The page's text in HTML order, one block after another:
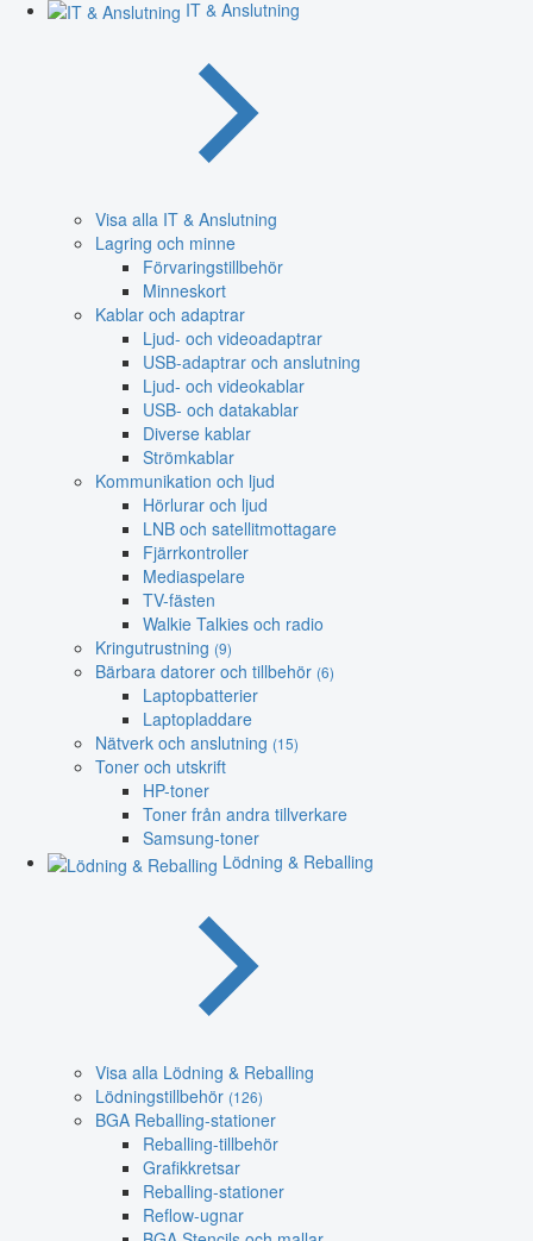
IT & Anslutning
Visa alla IT & Anslutning
Lagring och minne
Förvaringstillbehör
Minneskort
Kablar och adaptrar
Ljud- och videoadaptrar
USB-adaptrar och anslutning
Ljud- och videokablar
USB- och datakablar
Diverse kablar
Strömkablar
Kommunikation och ljud
Hörlurar och ljud
LNB och satellitmottagare
Fjärrkontroller
Mediaspelare
TV-fästen
Walkie Talkies och radio
Kringutrustning (9)
Bärbara datorer och tillbehör (6)
Laptopbatterier
Laptopladdare
Nätverk och anslutning (15)
Toner och utskrift
HP-toner
Toner från andra tillverkare
Samsung-toner
Lödning & Reballing
Visa alla Lödning & Reballing
Lödningstillbehör (126)
BGA Reballing-stationer
Reballing-tillbehör
Grafikkretsar
Reballing-stationer
Reflow-ugnar